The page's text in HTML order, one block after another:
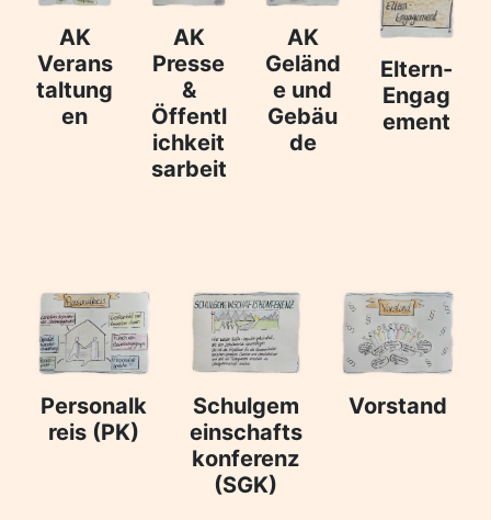
AK
Verans
taltung
en
AK
Presse
&
Öffentl
ichkeit
sarbeit
AK
Geländ
e und
Gebäu
de
Eltern-
Engag
ement
Personalk
reis (PK)
Schulgem
einschafts
konferenz
(SGK)
Vorstand